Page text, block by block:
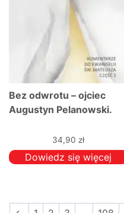
Bez odwrotu – ojciec
Augustyn Pelanowski.
34,90 zł
Dowiedz się więcej